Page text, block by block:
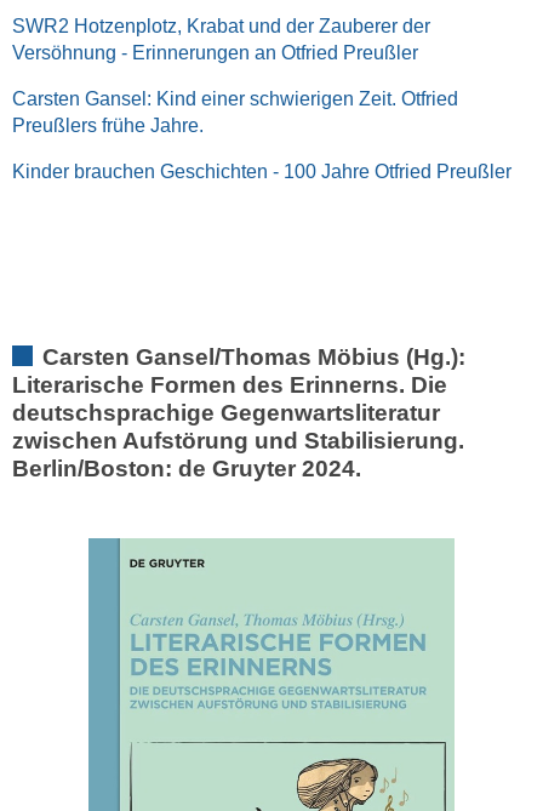
SWR2 Hotzenplotz, Krabat und der Zauberer der
Versöhnung - Erinnerungen an Otfried Preußler
Carsten Gansel: Kind einer schwierigen Zeit. Otfried
Preußlers frühe Jahre.
Kinder brauchen Geschichten - 100 Jahre Otfried Preußler
Carsten Gansel/Thomas Möbius (Hg.):
Literarische Formen des Erinnerns. Die
deutschsprachige Gegenwartsliteratur
zwischen Aufstörung und Stabilisierung.
Berlin/Boston: de Gruyter 2024.